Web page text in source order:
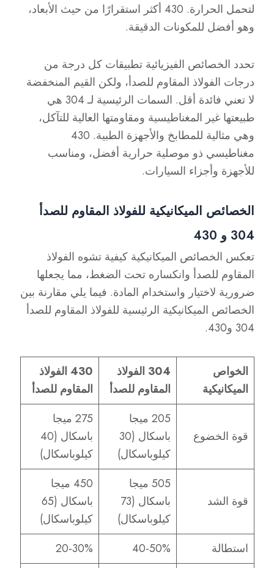
لتحمل الحرارة. 430 أكثر استقرارًا من حيث الأبعاد،
وهو أفضل للمكونات الدقيقة.
تحدد الخصائص الفيزيائية تطبيقات كل درجة من
درجات الفولاذ المقاوم للصدأ، ولكن القيم المنخفضة
لا تعني فائدة أقل. السمات الرئيسية لـ 304 هي
طبيعتها غير المغناطيسية ومقاومتها العالية للتآكل،
وهي مثالية للمطابخ والأجهزة الطبية. 430
مغناطيسي ذو موصلية حرارية أفضل، ومناسب
للأجهزة وأجزاء السيارات.
الخصائص الميكانيكية للفولاذ المقاوم للصدأ
304 و 430
تعكس الخصائص الميكانيكية كيفية تشوه الفولاذ
المقاوم للصدأ وانكساره تحت الضغط، مما يجعلها
ضرورية لاختيار واستخدام المادة. فيما يلي مقارنة بين
الخصائص الميكانيكية الرئيسية للفولاذ المقاوم للصدأ
304 و430.
الخواص
الميكانيكية
304 الفولاذ
المقاوم للصدأ
430 الفولاذ
المقاوم للصدأ
قوة الخضوع
205 ميجا
باسكال (30
كيلوباسكال)
275 ميجا
باسكال (40
كيلوباسكال)
قوة الشد
505 ميجا
باسكال (73
كيلوباسكال)
450 ميجا
باسكال (65
كيلوباسكال)
استطالة
40-50%
20-30%